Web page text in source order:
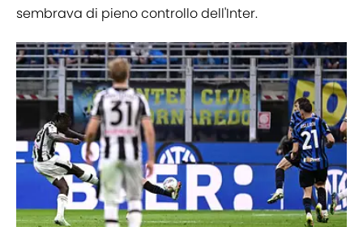
sembrava di pieno controllo dell'Inter.